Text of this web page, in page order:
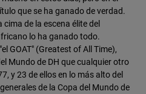
que se ha ganado de verdad.
cima de la escena élite del
lo ha ganado todo.
GOAT" (Greatest of All Time),
Mundo de DH que cualquier otro
y 23 de ellos en lo más alto del
de la Copa del Mundo de